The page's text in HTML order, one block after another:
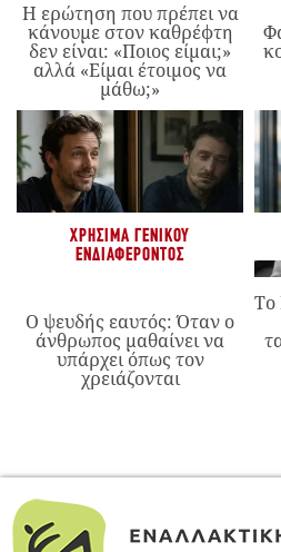
Η ερώτηση που πρέπει να
κάνουμε στον καθρέφτη
δεν είναι: «Ποιος είμαι;»
αλλά «Είμαι έτοιμος να
μάθω;»
ΧΡΉΣΙΜΑ ΓΕΝΙΚΟΎ
ΕΝΔΙΑΦΈΡΟΝΤΟΣ
Ο ψευδής εαυτός: Όταν ο
άνθρωπος μαθαίνει να
υπάρχει όπως τον
χρειάζονται
Το